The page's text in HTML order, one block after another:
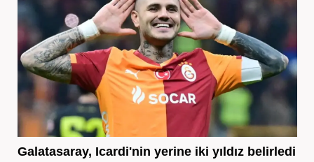
Galatasaray, Icardi'nin yerine iki yıldız belirledi